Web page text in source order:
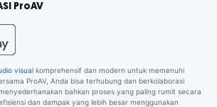
ProAV
visual komprehensif dan modern untuk memenuhi
ProAV, Anda bisa terhubung dan berkolaborasi
bahkan proses yang paling rumit secara
dan dampak yang lebih besar menggunakan